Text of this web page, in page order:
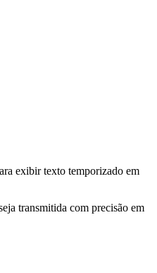
exibir texto temporizado em
transmitida com precisão em